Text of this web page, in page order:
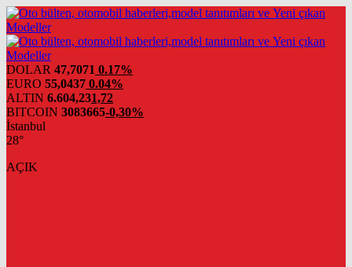
DOLAR 47,7071 0.17%
EURO 55,0437 0.04%
ALTIN 6.604,231,72
BITCOIN 3083665-0,30%
İstanbul
28°
AÇIK